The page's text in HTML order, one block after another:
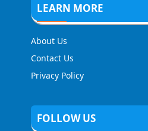
LEARN MORE
About Us
Contact Us
Privacy Policy
FOLLOW US